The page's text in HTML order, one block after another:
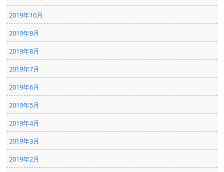
2019年10月
2019年9月
2019年8月
2019年7月
2019年6月
2019年5月
2019年4月
2019年3月
2019年2月